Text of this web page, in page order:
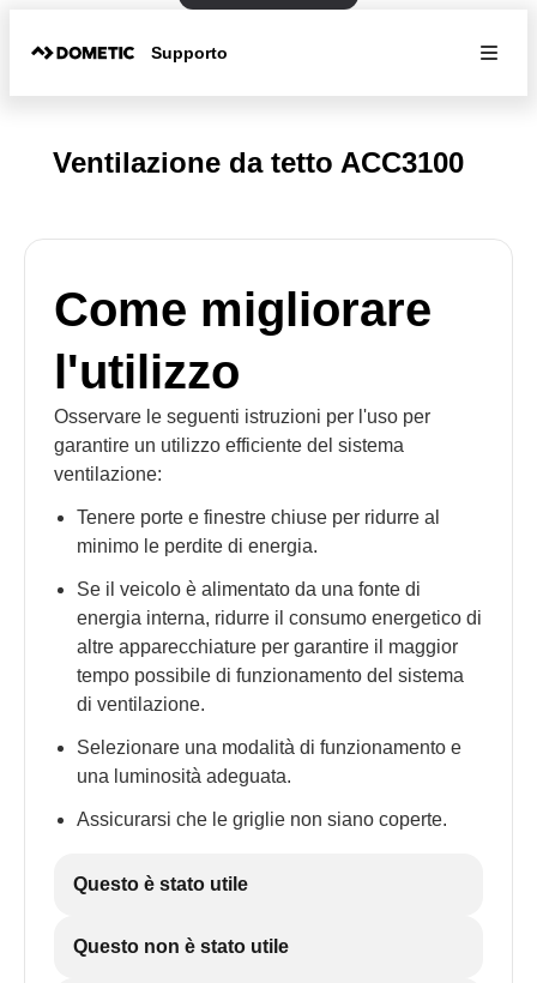
Supporto
Ventilazione da tetto ACC3100
Come migliorare
l'utilizzo
Osservare le seguenti istruzioni per l'uso per
garantire un utilizzo efficiente del sistema
ventilazione:
Tenere porte e finestre chiuse per ridurre al
minimo le perdite di energia.
Se il veicolo è alimentato da una fonte di
energia interna, ridurre il consumo energetico di
altre apparecchiature per garantire il maggior
tempo possibile di funzionamento del sistema
di ventilazione.
Selezionare una modalità di funzionamento e
una luminosità adeguata.
Assicurarsi che le griglie non siano coperte.
Questo è stato utile
Questo non è stato utile